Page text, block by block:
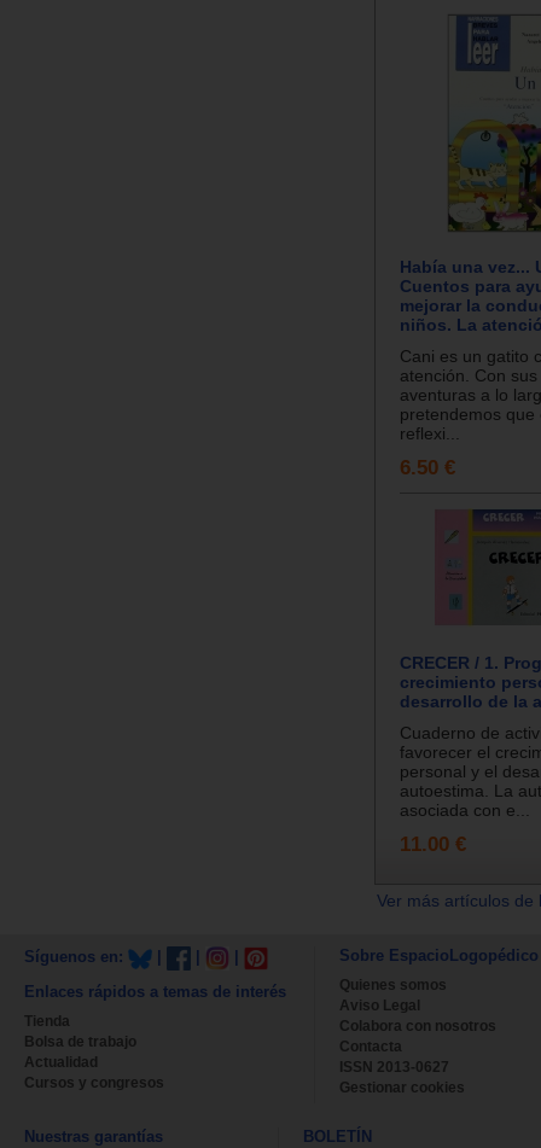
Había una vez...
Cuentos para
mejorar la
niños. La
Cani es un gatito
atención. Con
aventuras a lo
pretendemos que
reflexi...
6.50 €
CRECER / 1.
crecimiento
desarrollo de la
Cuaderno de
favorecer el
personal y el
autoestima. La
asociada con e...
11.00 €
Ver más artículos
Síguenos en:
Enlaces rápidos a temas de interés
Tienda
Bolsa de trabajo
Actualidad
Cursos y congresos
Sobre EspacioLogopédico
Quienes somos
Aviso Legal
Colabora con nosotros
Contacta
ISSN 2013-0627
Gestionar cookies
Nuestras garantías BOLETÍN